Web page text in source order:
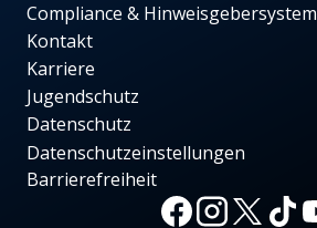
Compliance & Hinweisgebersystem
Kontakt
Karriere
Jugendschutz
Datenschutz
Datenschutzeinstellungen
Barrierefreiheit